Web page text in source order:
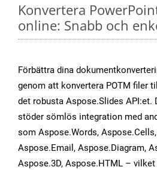
Konvertera
online: Snabb och
Förbättra dina
genom att konvertera POTM filer
det robusta Aspose.Slides API:et.
stöder sömlös integration med
som Aspose.Words, Aspose.Cells,
Aspose.Email, Aspose.Diagram,
Aspose.3D, Aspose.HTML –